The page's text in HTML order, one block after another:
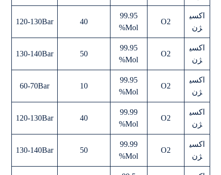
اکسی
ژن
O2
99.95
Mol%
40
120-130Bar
اکسی
ژن
O2
99.95
Mol%
50
130-140Bar
اکسی
ژن
O2
99.95
Mol%
10
60-70Bar
اکسی
ژن
O2
99.99
Mol%
40
120-130Bar
اکسی
ژن
O2
99.99
Mol%
50
130-140Bar